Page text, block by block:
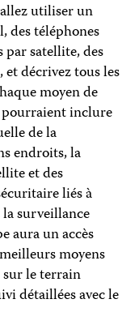
utiliser un
des téléphones
par satellite, des
décrivez tous les
moyen de
inclure
de la
endroits, la
et des
liés à
surveillance
aura un accès
moyens
le terrain
détaillées avec le